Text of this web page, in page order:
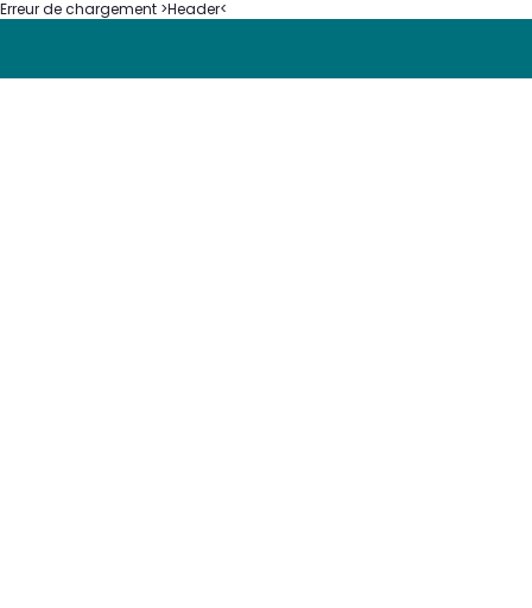
Erreur de chargement >Header<